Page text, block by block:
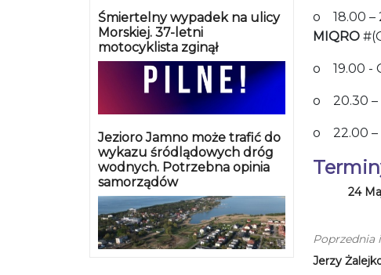
Śmiertelny wypadek na ulicy
Morskiej. 37-letni
motocyklista zginął
Jezioro Jamno może trafić do
wykazu śródlądowych dróg
wodnych. Potrzebna opinia
samorządów
o 18.00 –
MIQRO
o 19.00 -
o 20.30 –
o 22.00 –
24
Poprzednia
Jerzy